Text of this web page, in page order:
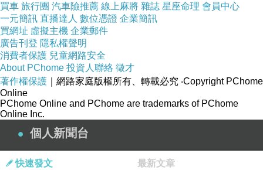
買車 旅行團 汽車險推薦 線上麻將 雜誌 星座命理 會員中心
一元簡訊 直播達人 數位憑證 企業簡訊
買網址 虛擬主機 企業郵件
廣告刊登 隱私權聲明
消費者保護 兒童網路安全
About PChome 投資人聯絡 徵才
著作權保護 ｜網路家庭版權所有、轉載必究 ‧Copyright PChome
Online
PChome Online and PChome are trademarks of PChome
Online Inc.
個人新聞台
快速發文 最新文章